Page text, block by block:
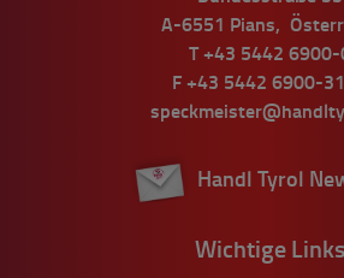
A-6551
Pians,
T +43 5442 6900-
F +43 5442 6900-
Handl Tyrol
Wichtige Links